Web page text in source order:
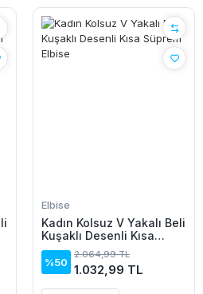
Elbise
Kadın Kolsuz V Yakalı Beli
Kuşaklı Desenli Kısa
Süprem Elbise
%50
2.064,99 TL
1.032,99 TL